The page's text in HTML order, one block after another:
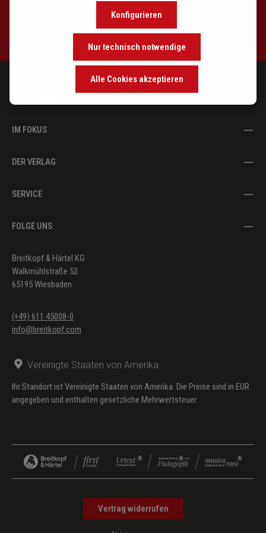
Empfehlungen inspirieren.
IM FOKUS
DER VERLAG
SERVICE
FOLGE UNS
Breitkopf & Härtel KG
Walkmühlstraße 52
65195 Wiesbaden
(+49) 611 45008-0
info@breitkopf.com
Vereinigte Staaten von Amerika
Ihr Standort ist Vereinigte Staaten von Amerika. Die Preise sind in EUR
angegeben und enthalten gesetzliche Mehrwertsteuer.
Vertrag widerrufen
Nur technisch notwendige
Konfigurieren
Alle Cookies akzeptieren